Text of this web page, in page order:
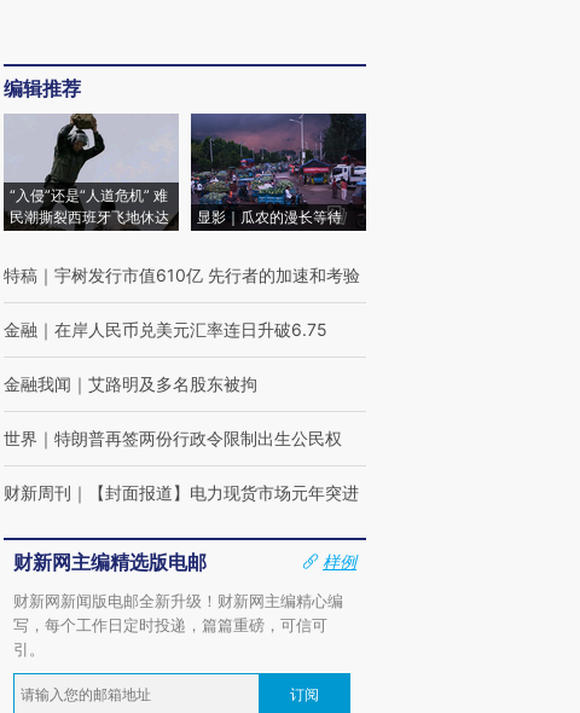
编辑推荐
“入侵”还是“人道危机” 难
民潮撕裂西班牙飞地休达
显影｜瓜农的漫长等待
特稿 ｜ 宇树发行市值610亿 先行者的加速和考验
金融 ｜ 在岸人民币兑美元汇率连日升破6.75
金融我闻 ｜ 艾路明及多名股东被拘
世界 ｜ 特朗普再签两份行政令限制出生公民权
财新周刊 ｜ 【封面报道】电力现货市场元年突进
财新网主编精选版电邮
样例
财新网新闻版电邮全新升级！财新网主编精心编
写，每个工作日定时投递，篇篇重磅，可信可
引。
订阅